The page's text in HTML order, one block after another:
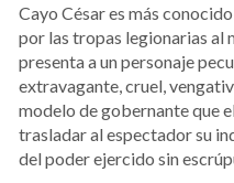
Cayo César es más
por las tropas legionarias al
presenta a un personaje
extravagante, cruel,
modelo de gobernante que
trasladar al espectador su
del poder ejercido sin